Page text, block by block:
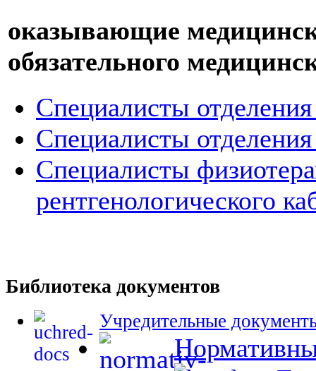
оказывающие
обязательного
Специалисты
Специалисты
Специалисты
рентгенологического
Библиотека документов
Учредительные